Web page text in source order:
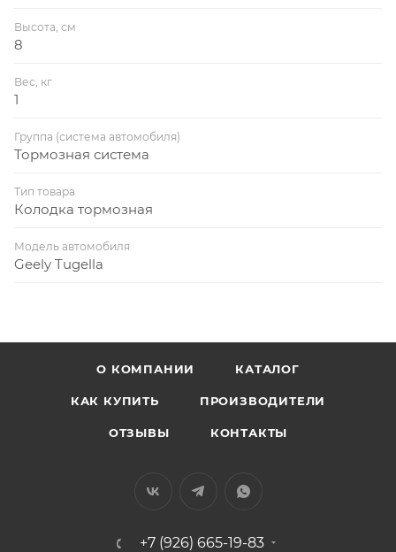
Высота, см
8
Вес, кг
1
Группа (система автомобиля)
Тормозная система
Тип товара
Колодка тормозная
Модель автомобиля
Geely Tugella
О КОМПАНИИ КАТАЛОГ
КАК КУПИТЬ ПРОИЗВОДИТЕЛИ
ОТЗЫВЫ КОНТАКТЫ
+7 (926) 665-19-83